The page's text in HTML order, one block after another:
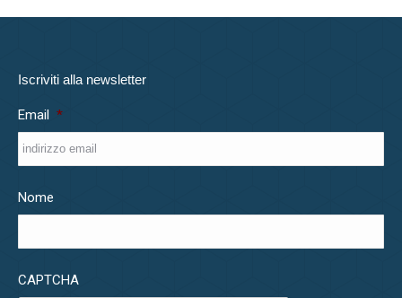
Iscriviti alla newsletter
Email *
Nome
CAPTCHA